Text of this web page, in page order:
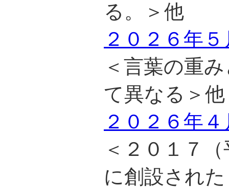
る。＞他
２０２６年
＜言葉の重
て異なる＞他
２０２６年
＜２０１７
に創設され